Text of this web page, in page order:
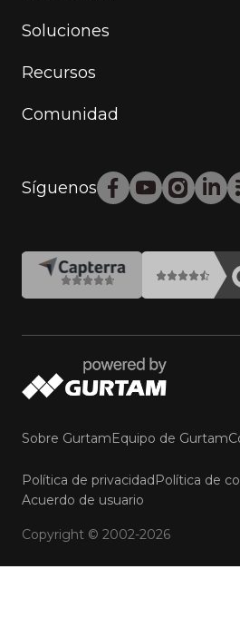
Soluciones
Recursos
Comunidad
Síguenos
Sobre GurtamEquipo de Gurtam
Política de privacidadPolítica de
Acuerdo de usuario
Copyright © 2002-2026